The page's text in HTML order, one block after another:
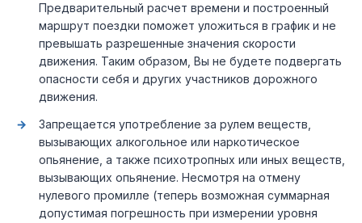
Предварительный расчет времени и построенный
маршрут поездки поможет уложиться в график и не
превышать разрешенные значения скорости
движения. Таким образом, Вы не будете подвергать
опасности себя и других участников дорожного
движения.
Запрещается употребление за рулем веществ,
вызывающих алкогольное или наркотическое
опьянение, а также психотропных или иных веществ,
вызывающих опьянение. Несмотря на отмену
нулевого промилле (теперь возможная суммарная
допустимая погрешность при измерении уровня